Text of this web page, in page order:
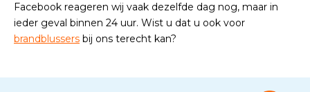
Facebook reageren wij vaak dezelfde dag nog, maar in
ieder geval binnen 24 uur. Wist u dat u ook voor
brandblussers bij ons terecht kan?